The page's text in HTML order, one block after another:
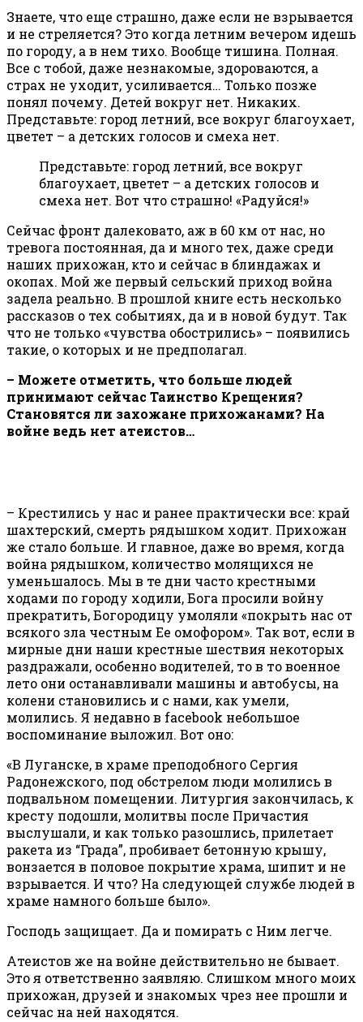
Знаете, что еще страшно, даже если не взрывается
и не стреляется? Это когда летним вечером идешь
по городу, а в нем тихо. Вообще тишина. Полная.
Все с тобой, даже незнакомые, здороваются, а
страх не уходит, усиливается… Только позже
понял почему. Детей вокруг нет. Никаких.
Представьте: город летний, все вокруг благоухает,
цветет – а детских голосов и смеха нет.
Представьте: город летний, все вокруг
благоухает, цветет – а детских голосов и
смеха нет. Вот что страшно! «Радуйся!»
Сейчас фронт далековато, аж в 60 км от нас, но
тревога постоянная, да и много тех, даже среди
наших прихожан, кто и сейчас в блиндажах и
окопах. Мой же первый сельский приход война
задела реально. В прошлой книге есть несколько
рассказов о тех событиях, да и в новой будут. Так
что не только «чувства обострились» – появились
такие, о которых и не предполагал.
– Можете отметить, что больше людей
принимают сейчас Таинство Крещения?
Становятся ли захожане прихожанами? На
войне ведь нет атеистов…
– Крестились у нас и ранее практически все: край
шахтерский, смерть рядышком ходит. Прихожан
же стало больше. И главное, даже во время, когда
война рядышком, количество молящихся не
уменьшалось. Мы в те дни часто крестными
ходами по городу ходили, Бога просили войну
прекратить, Богородицу умоляли «покрыть нас от
всякого зла честным Ее омофором». Так вот, если в
мирные дни наши крестные шествия некоторых
раздражали, особенно водителей, то в то военное
лето они останавливали машины и автобусы, на
колени становились и с нами, как умели,
молились. Я недавно в facebook небольшое
воспоминание выложил. Вот оно:
«В Луганске, в храме преподобного Сергия
Радонежского, под обстрелом люди молились в
подвальном помещении. Литургия закончилась, к
кресту подошли, молитвы после Причастия
выслушали, и как только разошлись, прилетает
ракета из “Града”, пробивает бетонную крышу,
вонзается в половое покрытие храма, шипит и не
взрывается. И что? На следующей службе людей в
храме намного больше было».
Господь защищает. Да и помирать с Ним легче.
Атеистов же на войне действительно не бывает.
Это я ответственно заявляю. Слишком много моих
прихожан, друзей и знакомых чрез нее прошли и
сейчас на ней находятся.